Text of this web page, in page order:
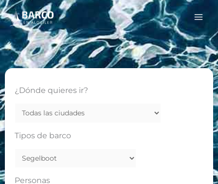
Zum
Inhalt
springen
¿Dónde quieres ir?
Tipos de barco
Personas